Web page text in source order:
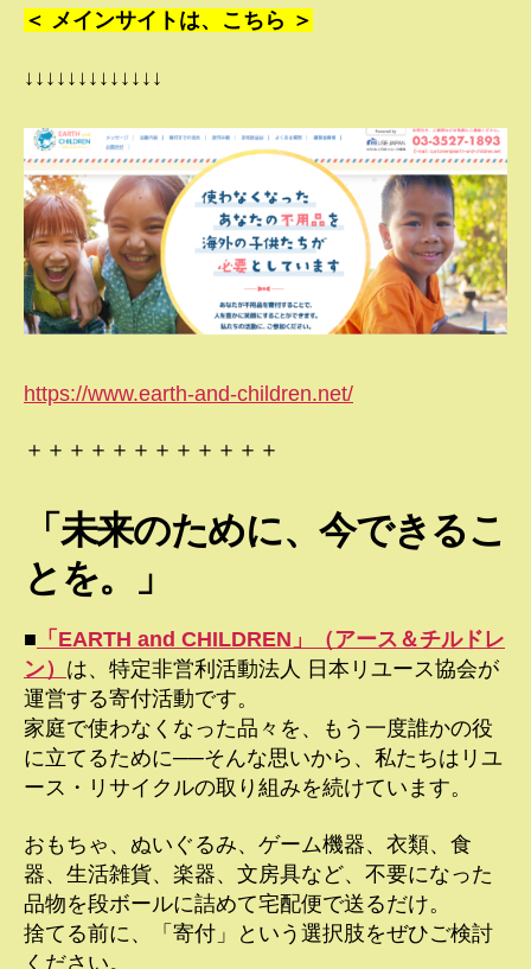
＜ メインサイトは、こちら ＞
↓↓↓↓↓↓↓↓↓↓↓↓↓
https://www.earth-and-children.net/
＋＋＋＋＋＋＋＋＋＋＋＋
「未来のために、今できるこ
とを。」
■ 「EARTH and CHILDREN」（アース＆チルドレ
ン） は、特定非営利活動法人 日本リユース協会が
運営する寄付活動です。
家庭で使わなくなった品々を、もう一度誰かの役
に立てるために──そんな思いから、私たちはリユ
ース・リサイクルの取り組みを続けています。
おもちゃ、ぬいぐるみ、ゲーム機器、衣類、食
器、生活雑貨、楽器、文房具など、不要になった
品物を段ボールに詰めて宅配便で送るだけ。
捨てる前に、「寄付」という選択肢をぜひご検討
ください。